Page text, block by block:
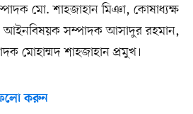
মো. শাহজাহান মিঞা, কোষাধ্যক্ষ
আইনবিষয়ক সম্পাদক আসাদুর রহমান,
মোহাম্মদ শাহজাহান প্রমুখ।
করুন